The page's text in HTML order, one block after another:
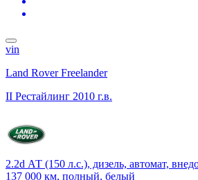
vin
Land Rover Freelander
II Рестайлинг 2010 г.в.
2.2d АТ (150 л.с.), дизель, автомат,
137 000 км, полный, белый